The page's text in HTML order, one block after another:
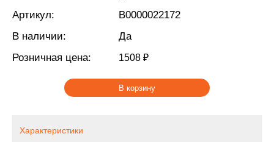
Артикул:
В0000022172
В наличии:
Да
Розничная цена:
1508 ₽
В корзину
Характеристики